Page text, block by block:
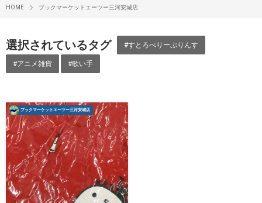
HOME ブックマーケットエーツー三河安城店
選択されているタグ #すとろべりーぷりんす
#アニメ雑貨 #歌い手
ブックマーケットエーツー三河安城店